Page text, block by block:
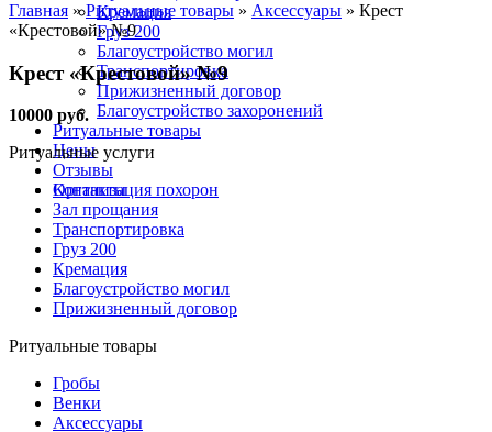
Кремация
Груз 200
Благоустройство могил
Транспортировка
Прижизненный договор
Благоустройство захоронений
Ритуальные товары
Цены
Отзывы
Контакты
Главная »Ритуальные товары » Аксессуары » Крест
«Крестовой» №9
Крест «Крестовой» №9
10000 руб.
Ритуальные услуги
Организация похорон
Зал прощания
Транспортировка
Груз 200
Кремация
Благоустройство могил
Прижизненный договор
Ритуальные товары
Гробы
Венки
Аксессуары